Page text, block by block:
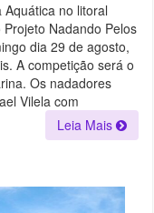
no litoral
Nadando Pelos
dia 29 de agosto,
A competição será o
Os nadadores
Vilela com
Leia Mais